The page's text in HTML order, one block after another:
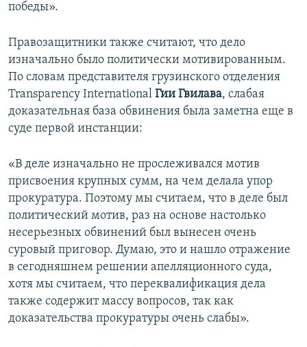
победы».
Правозащитники также считают, что дело
изначально было политически мотивированным.
По словам представителя грузинского отделения
Transparency International Гии Гвилава, слабая
доказательная база обвинения была заметна еще в
суде первой инстанции:
«В деле изначально не прослеживался мотив
присвоения крупных сумм, на чем делала упор
прокуратура. Поэтому мы считаем, что в деле был
политический мотив, раз на основе настолько
несерьезных обвинений был вынесен очень
суровый приговор. Думаю, это и нашло отражение
в сегодняшнем решении апелляционного суда,
хотя мы считаем, что переквалификация дела
также содержит массу вопросов, так как
доказательства прокуратуры очень слабы».